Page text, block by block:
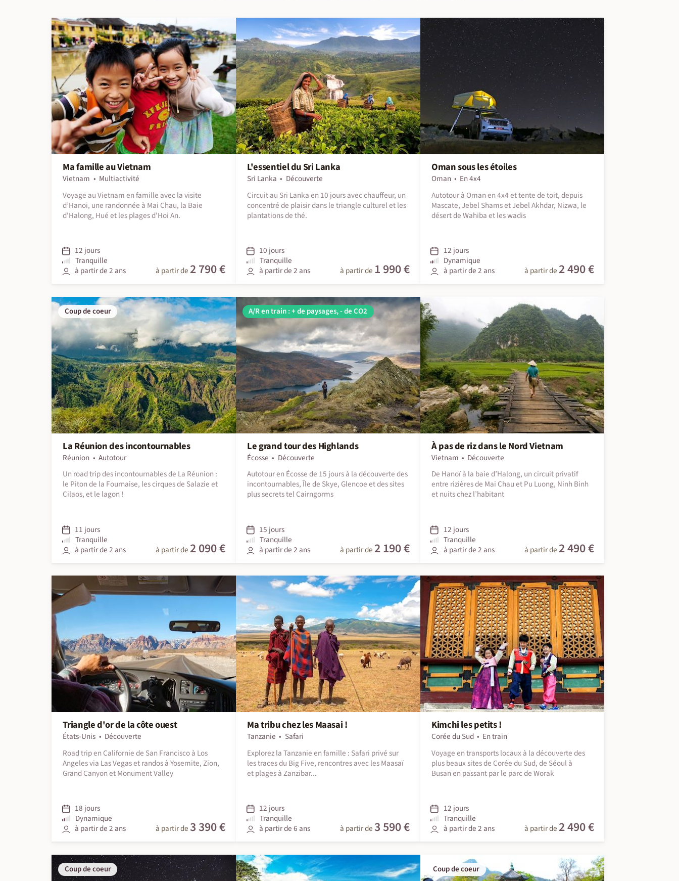
Ma famille au Vietnam
Vietnam
Multiactivité
Voyage au Vietnam en famille avec la visite
d’Hanoi, une randonnée à Mai Chau, la Baie
d'Halong, Hué et les plages d'Hoi An.
12 jours
Tranquille
à partir de 2 ans
à partir de 2 790 €
L'essentiel du Sri Lanka
Sri Lanka
Découverte
Circuit au Sri Lanka en 10 jours avec chauffeur, un
concentré de plaisir dans le triangle culturel et les
plantations de thé.
10 jours
Tranquille
à partir de 2 ans
à partir de 1 990 €
Oman sous les étoiles
Oman
En 4x4
Autotour à Oman en 4x4 et tente de toit, depuis
Mascate, Jebel Shams et Jebel Akhdar, Nizwa, le
désert de Wahiba et les wadis
12 jours
Dynamique
à partir de 2 ans
à partir de 2 490 €
Coup de coeur
La Réunion des incontournables
Réunion
Autotour
Un road trip des incontournables de La Réunion :
le Piton de la Fournaise, les cirques de Salazie et
Cilaos, et le lagon !
11 jours
Tranquille
à partir de 2 ans
à partir de 2 090 €
A/R en train : + de paysages, - de CO2
Le grand tour des Highlands
Écosse
Découverte
Autotour en Écosse de 15 jours à la découverte des
incontournables, Île de Skye, Glencoe et des sites
plus secrets tel Cairngorms
15 jours
Tranquille
à partir de 2 ans
à partir de 2 190 €
À pas de riz dans le Nord Vietnam
Vietnam
Découverte
De Hanoï à la baie d’Halong, un circuit privatif
entre rizières de Mai Chau et Pu Luong, Ninh Binh
et nuits chez l’habitant
12 jours
Tranquille
à partir de 2 ans
à partir de 2 490 €
Triangle d'or de la côte ouest
États-Unis
Découverte
Road trip en Californie de San Francisco à Los
Angeles via Las Vegas et randos à Yosemite, Zion,
Grand Canyon et Monument Valley
18 jours
Dynamique
à partir de 2 ans
à partir de 3 390 €
Ma tribu chez les Maasai !
Tanzanie
Safari
Explorez la Tanzanie en famille : Safari privé sur
les traces du Big Five, rencontres avec les Maasaï
et plages à Zanzibar...
12 jours
Tranquille
à partir de 6 ans
à partir de 3 590 €
Kimchi les petits !
Corée du Sud
En train
Voyage en transports locaux à la découverte des
plus beaux sites de Corée du Sud, de Séoul à
Busan en passant par le parc de Worak
12 jours
Tranquille
à partir de 2 ans
à partir de 2 490 €
Coup de coeur Coup de coeur